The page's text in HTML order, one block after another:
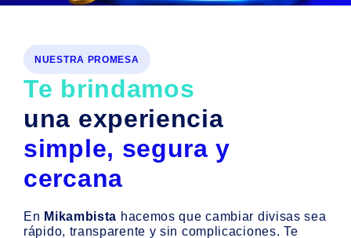
NUESTRA PROMESA
Te brindamos
una experiencia
simple, segura y
cercana
En Mikambista hacemos que cambiar divisas sea
rápido, transparente y sin complicaciones. Te